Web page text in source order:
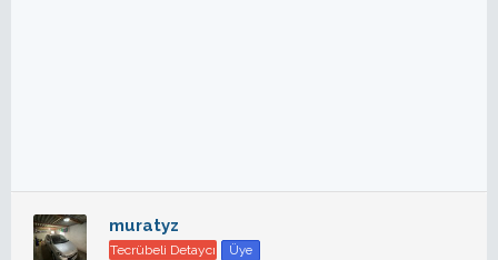
muratyz
Tecrübeli Detaycı Üye